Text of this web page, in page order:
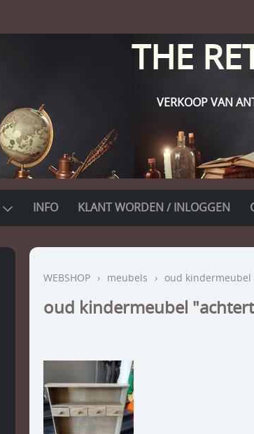
THE
VERKOOP VAN
INFO KLANT WORDEN / INLOGGEN
WEBSHOP › meubels › oud
oud kindermeubel